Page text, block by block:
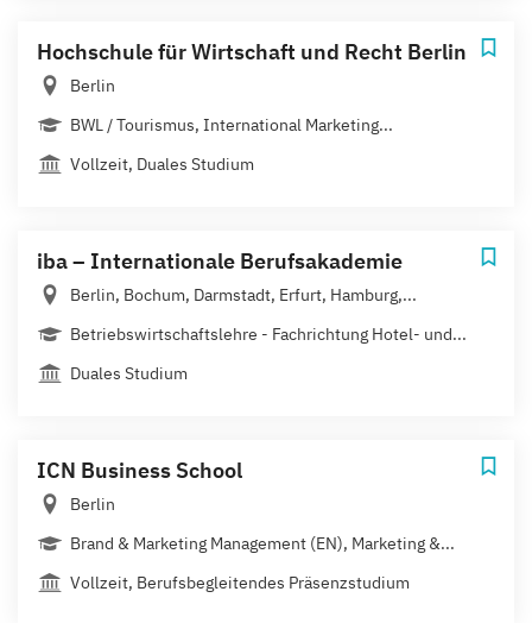
Hochschule für Wirtschaft und Recht Berlin
Berlin
BWL / Tourismus, International Marketing...
Vollzeit, Duales Studium
iba – Internationale Berufsakademie
Berlin, Bochum, Darmstadt, Erfurt, Hamburg,...
Betriebswirtschaftslehre - Fachrichtung Hotel- und...
Duales Studium
ICN Business School
Berlin
Brand & Marketing Management (EN), Marketing &...
Vollzeit, Berufsbegleitendes Präsenzstudium